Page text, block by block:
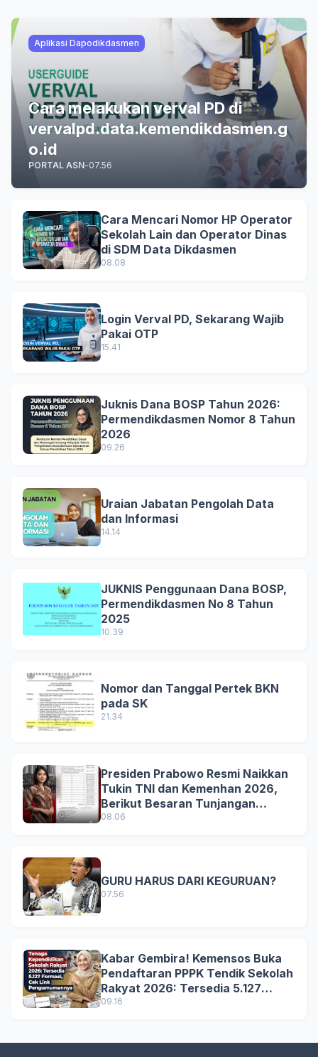
Aplikasi Dapodikdasmen
Cara melakukan verval PD di
vervalpd.data.kemendikdasmen.g
o.id
PORTAL ASN-07.56
Cara Mencari Nomor HP Operator
Sekolah Lain dan Operator Dinas
di SDM Data Dikdasmen
08.08
Login Verval PD, Sekarang Wajib
Pakai OTP
15.41
Juknis Dana BOSP Tahun 2026:
Permendikdasmen Nomor 8 Tahun
2026
09.26
Uraian Jabatan Pengolah Data
dan Informasi
14.14
JUKNIS Penggunaan Dana BOSP,
Permendikdasmen No 8 Tahun
2025
10.39
Nomor dan Tanggal Pertek BKN
pada SK
21.34
Presiden Prabowo Resmi Naikkan
Tukin TNI dan Kemenhan 2026,
Berikut Besaran Tunjangan
Terbaru
08.06
GURU HARUS DARI KEGURUAN?
07.56
Kabar Gembira! Kemensos Buka
Pendaftaran PPPK Tendik Sekolah
Rakyat 2026: Tersedia 5.127
Formasi, Simak Syarat dan
09.16